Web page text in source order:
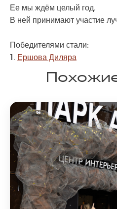
Ее мы ждём целый год.
В ней принимают участие
Победителями стали:
1. Ершова Диляра